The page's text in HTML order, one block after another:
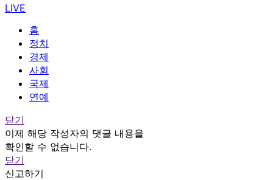
LIVE
홈
정치
경제
사회
국제
연예
닫기
이제 해당 작성자의 댓글 내용을
확인할 수 없습니다.
닫기
신고하기